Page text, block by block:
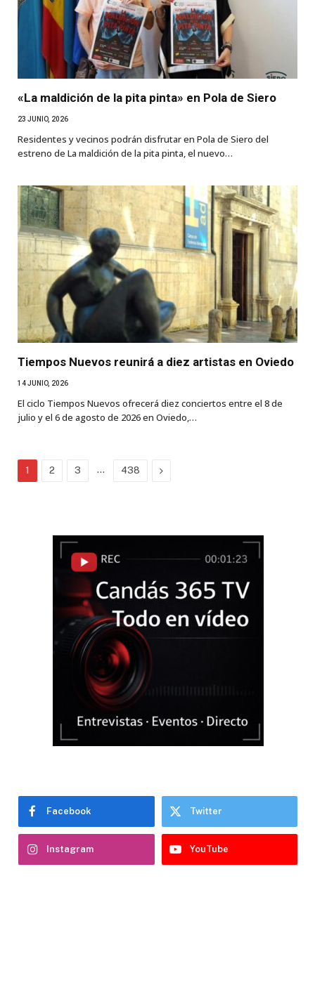
«La maldición de la pita pinta» en Pola de Siero
23 JUNIO, 2026
Residentes y vecinos podrán disfrutar en Pola de Siero del
estreno de La maldición de la pita pinta, el nuevo…
Tiempos Nuevos reunirá a diez artistas en Oviedo
14 JUNIO, 2026
El ciclo Tiempos Nuevos ofrecerá diez conciertos entre el 8 de
julio y el 6 de agosto de 2026 en Oviedo,…
1 2 3 … 438 Next
Facebook Twitter
Instagram YouTube